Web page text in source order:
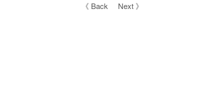
《 Back Next 》